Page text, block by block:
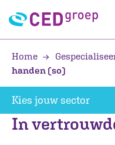
Home
handen (so)
Kies jouw sector
In